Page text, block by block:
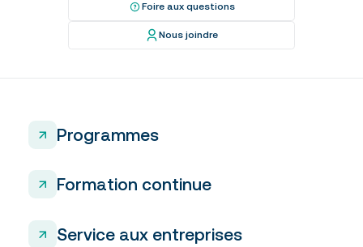
Foire aux questions
Nous joindre
Programmes
Formation continue
Service aux entreprises